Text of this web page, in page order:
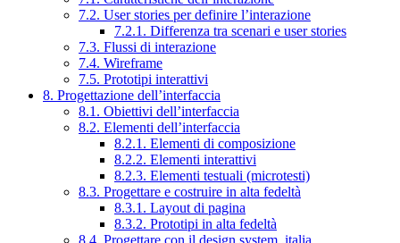
7.2. User stories per definire l’interazione
7.2.1. Differenza tra scenari e user stories
7.3. Flussi di interazione
7.4. Wireframe
7.5. Prototipi interattivi
8. Progettazione dell’interfaccia
8.1. Obiettivi dell’interfaccia
8.2. Elementi dell’interfaccia
8.2.1. Elementi di composizione
8.2.2. Elementi interattivi
8.2.3. Elementi testuali (microtesti)
8.3. Progettare e costruire in alta fedeltà
8.3.1. Layout di pagina
8.3.2. Prototipi in alta fedeltà
8.4. Progettare con il design system .italia